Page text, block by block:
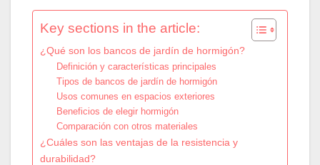
Key sections in the article:
¿Qué son los bancos de jardín de hormigón?
Definición y características principales
Tipos de bancos de jardín de hormigón
Usos comunes en espacios exteriores
Beneficios de elegir hormigón
Comparación con otros materiales
¿Cuáles son las ventajas de la resistencia y
durabilidad?